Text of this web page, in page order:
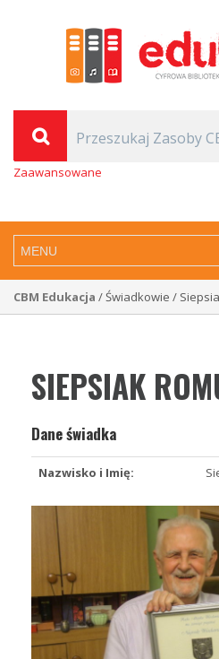
Zaawansowane
CBM Edukacja / Świadkowie /
SIEPSIAK
Dane świadka
Nazwisko i Imię: